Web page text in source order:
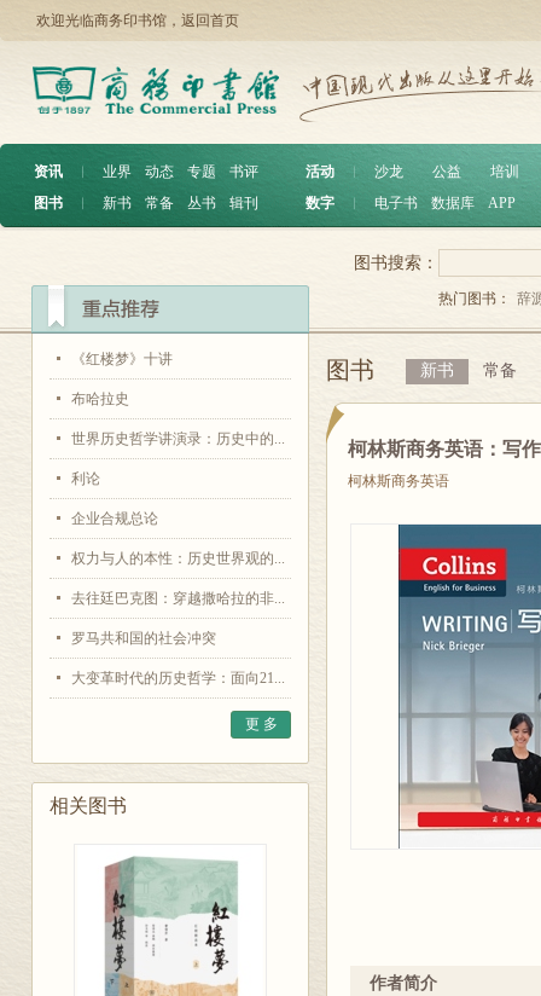
欢迎光临商务印书馆， 返回首页
资讯 ︱ 业界 动态 专题
书评
图书
︱ 新书 常备 丛书 辑刊
活动 沙龙 公益
培训
数字
电子书 数据库 APP
《红楼梦》十讲
布哈拉史
世界历史哲学讲演录：历史中的...
利论
企业合规总论
权力与人的本性：历史世界观的...
去往廷巴克图：穿越撒哈拉的非...
罗马共和国的社会冲突
大变革时代的历史哲学：面向21...
更 多
相关图书
图书搜索：
热门图书： 辞
图书 新书 常备
柯林斯商务英语：写
柯林斯商务英语
作者简介